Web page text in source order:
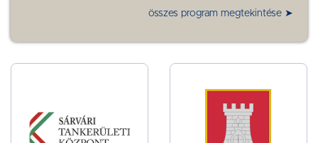
összes program megtekintése ➤